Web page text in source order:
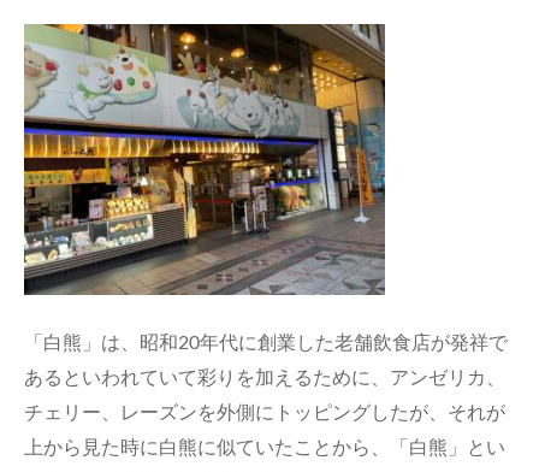
「白熊」は、昭和20年代に創業した老舗飲食店が発祥で
あるといわれていて彩りを加えるために、アンゼリカ、
チェリー、レーズンを外側にトッピングしたが、それが
上から見た時に白熊に似ていたことから、「白熊」とい